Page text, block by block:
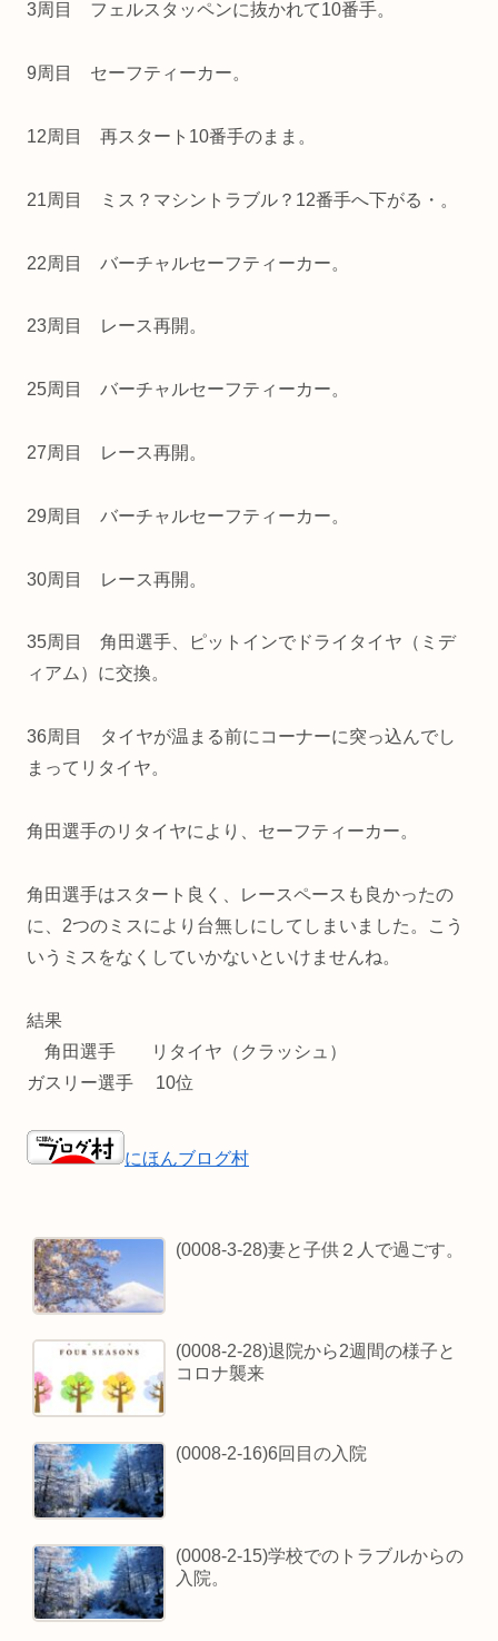
3周目 フェルスタッペンに抜かれて10番手。
9周目 セーフティーカー。
12周目 再スタート10番手のまま。
21周目 ミス？マシントラブル？12番手へ下がる・。
22周目 バーチャルセーフティーカー。
23周目 レース再開。
25周目 バーチャルセーフティーカー。
27周目 レース再開。
29周目 バーチャルセーフティーカー。
30周目 レース再開。
35周目 角田選手、ピットインでドライタイヤ（ミデ
ィアム）に交換。
36周目 タイヤが温まる前にコーナーに突っ込んでし
まってリタイヤ。
角田選手のリタイヤにより、セーフティーカー。
角田選手はスタート良く、レースペースも良かったの
に、2つのミスにより台無しにしてしまいました。こう
いうミスをなくしていかないといけませんね。
結果
角田選手 リタイヤ（クラッシュ）
ガスリー選手 10位
にほんブログ村
(0008-3-28)妻と子供２人で過ごす。
(0008-2-28)退院から2週間の様子と
コロナ襲来
(0008-2-16)6回目の入院
(0008-2-15)学校でのトラブルからの
入院。